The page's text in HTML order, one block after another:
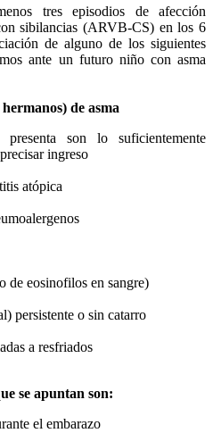
tres episodios de afección
sibilancias (ARVB-CS) en los 6
de alguno de los siguientes
ante un futuro niño con asma
de asma
son lo suficientemente
ingreso
atópica
de eosinofilos en sangre)
persistente o sin catarro
a resfriados
se apuntan son:
el embarazo